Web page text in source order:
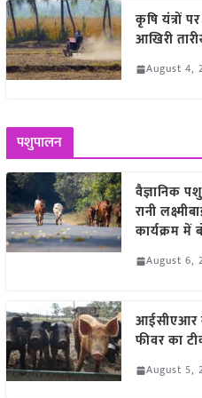
कृषि यंत्रों
आखिरी
August 4,
पशुपालन
वैज्ञानिक
रानी
कार्यक्रम में
August 6,
आईसीएआर
फीवर का
August 5,